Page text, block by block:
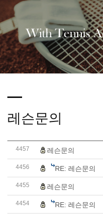
Far far
레슨문의
4457 레슨문의
4456 RE: 레슨문의
4455 레슨문의
4454 RE: 레슨문의